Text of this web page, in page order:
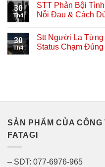
30
Th4
STT Phản Bội
Nỗi Đau & Cách
30
Th4
Stt Người Lạ Từng
Status Chạm
SẢN PHẨM CỦA
FATAGI
– SDT: 077-6976-965